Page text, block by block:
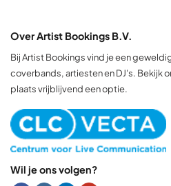
Over Artist Bookings B.V.
Bij Artist Bookings vind je een
coverbands, artiesten en DJ's. Bekijk
plaats vrijblijvend een optie.
Wil je ons volgen?